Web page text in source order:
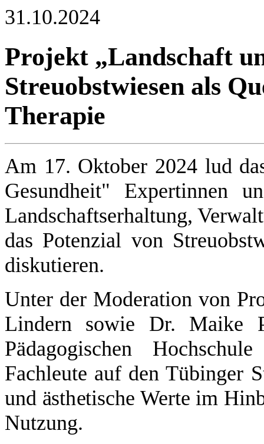
31.10.2024
Projekt „Landschaft
Streuobstwiesen als
Therapie
Am 17. Oktober 2024 lud
Gesundheit" Expertinnen
Landschaftserhaltung,
das Potenzial von
diskutieren.
Unter der Moderation von
Lindern sowie Dr. Maike
Pädagogischen
Fachleute auf den Tübinger
und ästhetische Werte im
Nutzung.